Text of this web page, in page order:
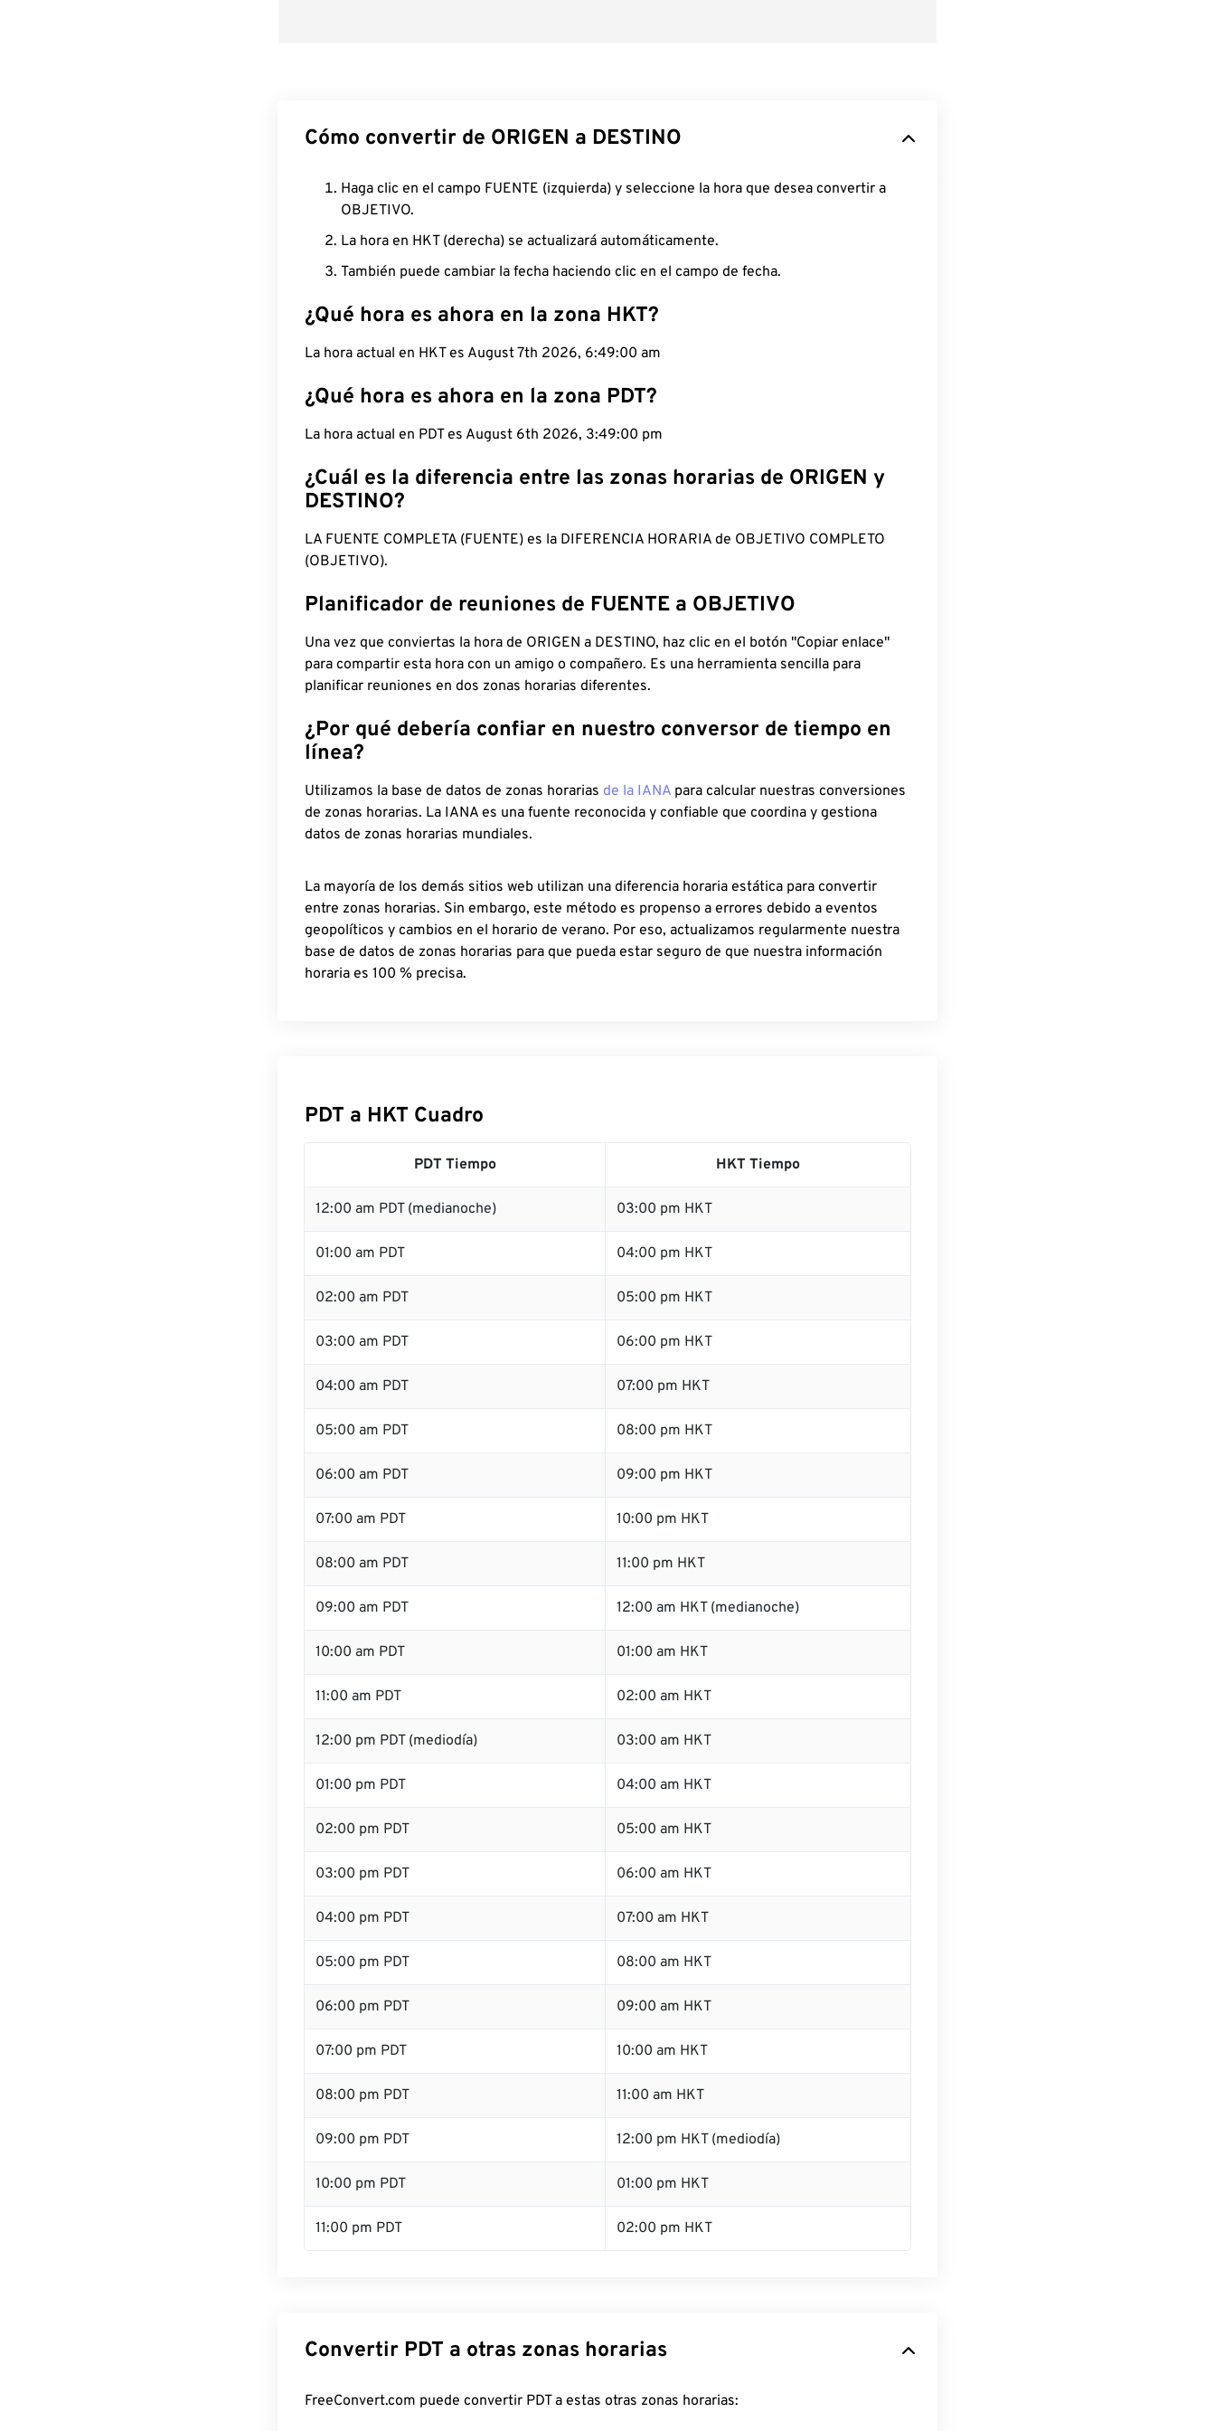
Cómo convertir de ORIGEN a DESTINO
Haga clic en el campo FUENTE (izquierda) y seleccione la hora que desea convertir a
OBJETIVO.
La hora en HKT (derecha) se actualizará automáticamente.
También puede cambiar la fecha haciendo clic en el campo de fecha.
¿Qué hora es ahora en la zona HKT?
La hora actual en HKT es August 7th 2026, 6:49:01 am
¿Qué hora es ahora en la zona PDT?
La hora actual en PDT es August 6th 2026, 3:49:01 pm
¿Cuál es la diferencia entre las zonas horarias de ORIGEN y
DESTINO?
LA FUENTE COMPLETA (FUENTE) es la DIFERENCIA HORARIA de OBJETIVO COMPLETO
(OBJETIVO).
Planificador de reuniones de FUENTE a OBJETIVO
Una vez que conviertas la hora de ORIGEN a DESTINO, haz clic en el botón "Copiar enlace"
para compartir esta hora con un amigo o compañero. Es una herramienta sencilla para
planificar reuniones en dos zonas horarias diferentes.
¿Por qué debería confiar en nuestro conversor de tiempo en
línea?
Utilizamos la base de datos de zonas horarias de la IANA para calcular nuestras conversiones
de zonas horarias. La IANA es una fuente reconocida y confiable que coordina y gestiona
datos de zonas horarias mundiales.
La mayoría de los demás sitios web utilizan una diferencia horaria estática para convertir
entre zonas horarias. Sin embargo, este método es propenso a errores debido a eventos
geopolíticos y cambios en el horario de verano. Por eso, actualizamos regularmente nuestra
base de datos de zonas horarias para que pueda estar seguro de que nuestra información
horaria es 100 % precisa.
PDT a HKT Cuadro
PDT Tiempo HKT Tiempo
12:00 am PDT (medianoche) 03:00 pm HKT
01:00 am PDT 04:00 pm HKT
02:00 am PDT 05:00 pm HKT
03:00 am PDT 06:00 pm HKT
04:00 am PDT 07:00 pm HKT
05:00 am PDT 08:00 pm HKT
06:00 am PDT 09:00 pm HKT
07:00 am PDT 10:00 pm HKT
08:00 am PDT 11:00 pm HKT
09:00 am PDT 12:00 am HKT (medianoche)
10:00 am PDT 01:00 am HKT
11:00 am PDT 02:00 am HKT
12:00 pm PDT (mediodía) 03:00 am HKT
01:00 pm PDT 04:00 am HKT
02:00 pm PDT 05:00 am HKT
03:00 pm PDT 06:00 am HKT
04:00 pm PDT 07:00 am HKT
05:00 pm PDT 08:00 am HKT
06:00 pm PDT 09:00 am HKT
07:00 pm PDT 10:00 am HKT
08:00 pm PDT 11:00 am HKT
09:00 pm PDT 12:00 pm HKT (mediodía)
10:00 pm PDT 01:00 pm HKT
11:00 pm PDT 02:00 pm HKT
Convertir PDT a otras zonas horarias
FreeConvert.com puede convertir PDT a estas otras zonas horarias: